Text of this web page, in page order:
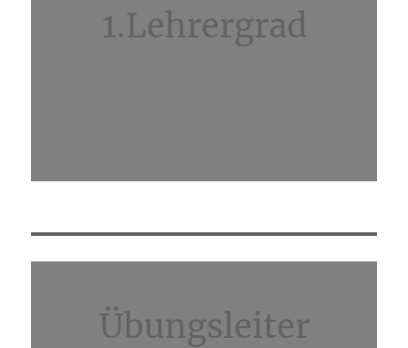
1.Lehrergrad
Übungsleiter